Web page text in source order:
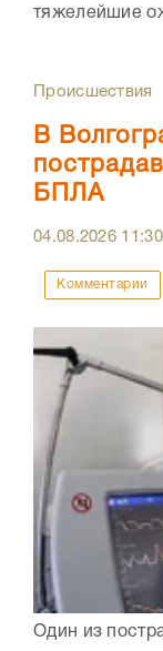
тяжелейшие
Происшествия
В
БПЛА
04.08.2026 11:30
Комментарии
Один из